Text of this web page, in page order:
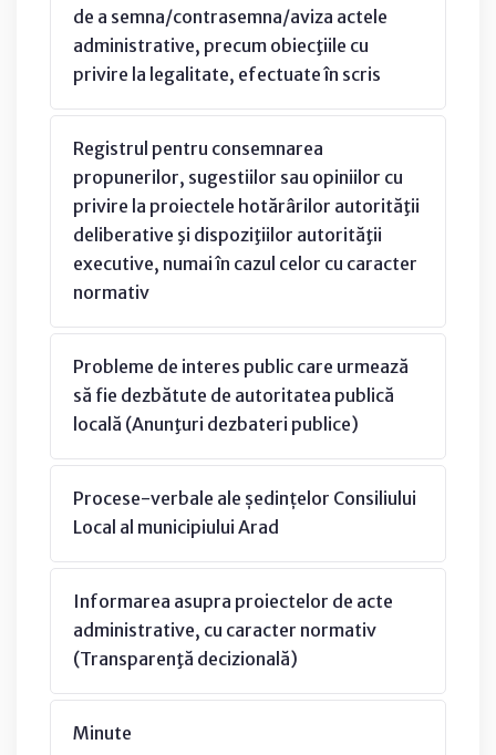
de a semna/contrasemna/aviza actele
administrative, precum obiecţiile cu
privire la legalitate, efectuate în scris
Registrul pentru consemnarea
propunerilor, sugestiilor sau opiniilor cu
privire la proiectele hotărârilor autorităţii
deliberative şi dispoziţiilor autorităţii
executive, numai în cazul celor cu caracter
normativ
Probleme de interes public care urmează
să fie dezbătute de autoritatea publică
locală (Anunţuri dezbateri publice)
Procese-verbale ale ședințelor Consiliului
Local al municipiului Arad
Informarea asupra proiectelor de acte
administrative, cu caracter normativ
(Transparenţă decizională)
Minute